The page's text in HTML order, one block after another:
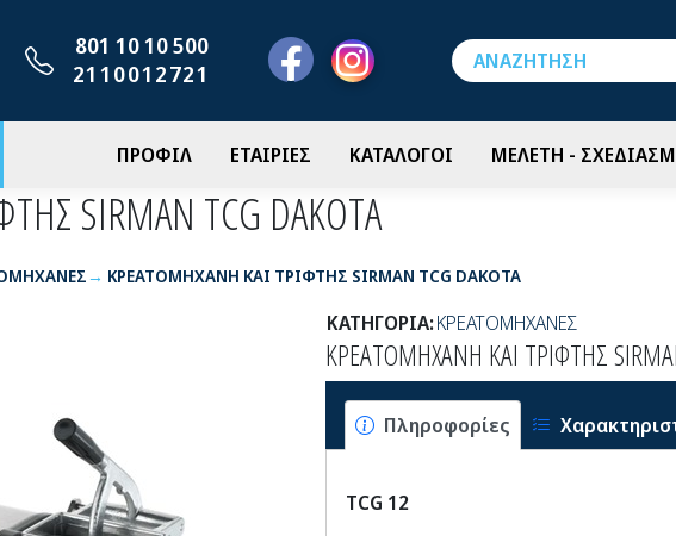
801 10 10 500
2110012721
ΠΡΟΦΙΛ ΕΤΑΙΡΙΕΣ ΚΑΤΑΛΟΓΟΙ ΜΕΛΕΤΗ -
SIRMAN TCG DAKOTA
ΚΡΕΑΤΟΜΗΧΑΝΗ ΚΑΙ ΤΡΙΦΤΗΣ SIRMAN TCG DAKOTA
ΚΑΤΗΓΟΡΙΑ:ΚΡΕΑΤΟΜΗΧΑΝΕΣ
ΚΡΕΑΤΟΜΗΧΑΝΗ ΚΑΙ ΤΡΙΦΤΗΣ
Πληροφορίες
TCG 12